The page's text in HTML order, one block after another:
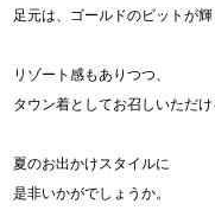
足元は、ゴールドのビットが
リゾート感もありつつ、
タウン着としてお召しいただ
夏のお出かけスタイルに
是非いかがでしょうか。